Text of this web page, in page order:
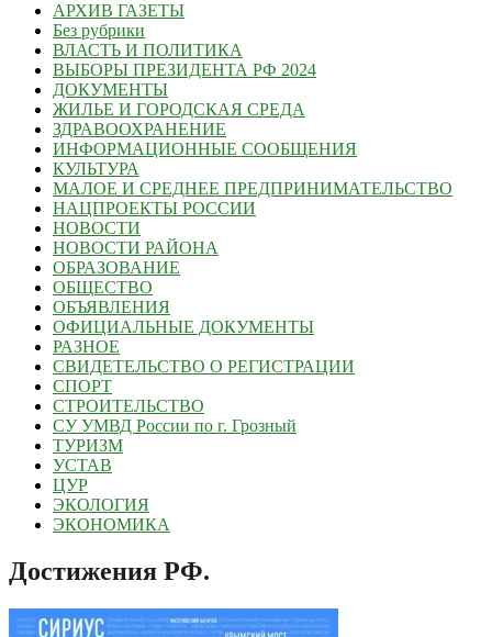
АРХИВ ГАЗЕТЫ
Без рубрики
ВЛАСТЬ И ПОЛИТИКА
ВЫБОРЫ ПРЕЗИДЕНТА РФ 2024
ДОКУМЕНТЫ
ЖИЛЬЕ И ГОРОДСКАЯ СРЕДА
ЗДРАВООХРАНЕНИЕ
ИНФОРМАЦИОННЫЕ СООБЩЕНИЯ
КУЛЬТУРА
МАЛОЕ И СРЕДНЕЕ ПРЕДПРИНИМАТЕЛЬСТВО
НАЦПРОЕКТЫ РОССИИ
НОВОСТИ
НОВОСТИ РАЙОНА
ОБРАЗОВАНИЕ
ОБЩЕСТВО
ОБЪЯВЛЕНИЯ
ОФИЦИАЛЬНЫЕ ДОКУМЕНТЫ
РАЗНОЕ
СВИДЕТЕЛЬСТВО О РЕГИСТРАЦИИ
СПОРТ
СТРОИТЕЛЬСТВО
СУ УМВД России по г. Грозный
ТУРИЗМ
УСТАВ
ЦУР
ЭКОЛОГИЯ
ЭКОНОМИКА
Достижения РФ.